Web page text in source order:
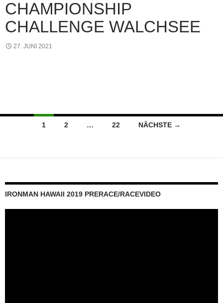
CHAMPIONSHIP
CHALLENGE WALCHSEE
27. JUNI 2021
Beitragsnavigation
1 2 … 22 NÄCHSTE →
IRONMAN HAWAII 2019 PRERACE/RACEVIDEO